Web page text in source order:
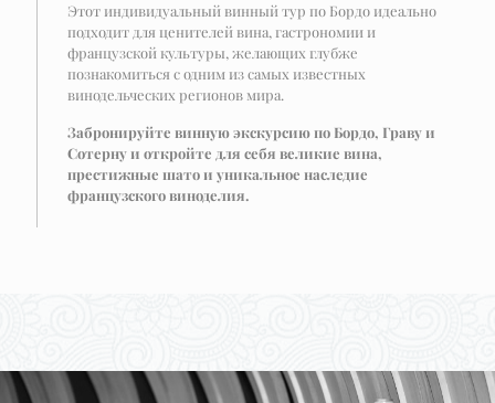
Этот индивидуальный винный тур по Бордо идеально
подходит для ценителей вина, гастрономии и
французской культуры, желающих глубже
познакомиться с одним из самых известных
винодельческих регионов мира.
Забронируйте винную экскурсию по Бордо, Граву и
Сотерну и откройте для себя великие вина,
престижные шато и уникальное наследие
французского виноделия.